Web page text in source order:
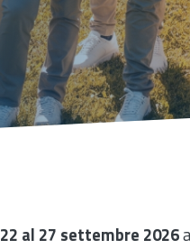
22 al 27 settembre 2026